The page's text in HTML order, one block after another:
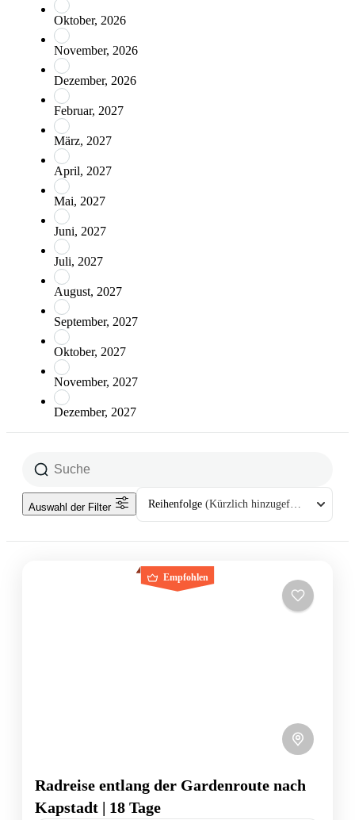
Oktober, 2026
November, 2026
Dezember, 2026
Februar, 2027
März, 2027
April, 2027
Mai, 2027
Juni, 2027
Juli, 2027
August, 2027
September, 2027
Oktober, 2027
November, 2027
Dezember, 2027
Reihenfolge
Auswahl der Filter
Empfohlen
Radreise entlang der Gardenroute nach
Kapstadt | 18 Tage